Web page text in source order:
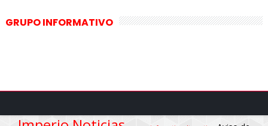
GRUPO INFORMATIVO